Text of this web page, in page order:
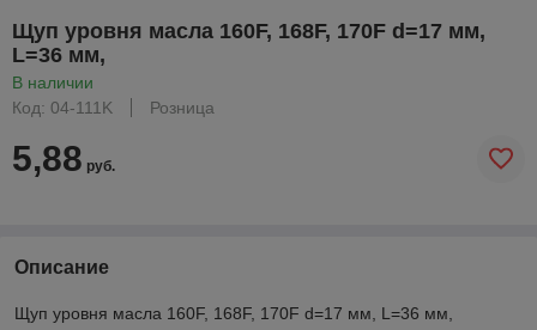
Щуп уровня масла 160F, 168F, 170F d=17 мм,
L=36 мм,
В наличии
Код: 04-111K
Розница
5,88 руб.
Описание
Щуп уровня масла 160F, 168F, 170F d=17 мм, L=36 мм,